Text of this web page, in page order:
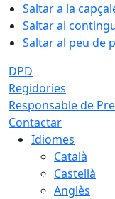
Saltar a la
Saltar al
Saltar al peu de
DPD
Regidories
Responsable de
Contactar
Idiomes
Català
Castellà
Anglès